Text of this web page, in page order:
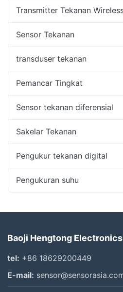
Transmitter Tekanan
Sensor Tekanan
transduser tekanan
Pemancar Tingkat
Sensor tekanan diferensial
Sakelar Tekanan
Pengukur tekanan digital
Pengukuran suhu
Baoji Hengtong Electronics
tel: +86 18629200449
E-mail: